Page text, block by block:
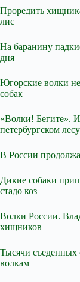
Проредить
лис
На баранину
дня
Югорские волки
собак
«Волки! Бегите».
петербургском лесу
В России
Дикие собаки
стадо коз
Волки России.
хищников
Тысячи съеденных
волкам